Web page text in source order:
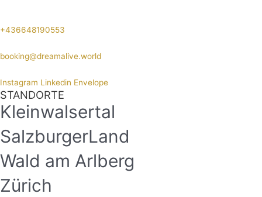
+436648190553
booking@dreamalive.world
Instagram Linkedin Envelope
STANDORTE
Kleinwalsertal
SalzburgerLand
Wald am Arlberg
Zürich